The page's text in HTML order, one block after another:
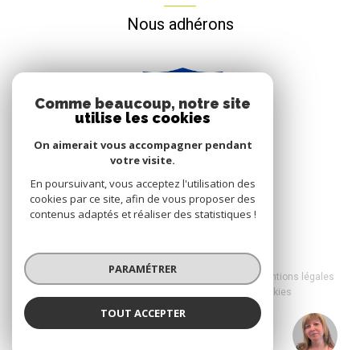
Angélique FRECHARD
Nous adhérons
© 2026 | Tous droits réservés
Nos honoraires
Nos partenaires
Mentions légales
Cookies
Comme beaucoup, notre site
utilise les cookies
On aimerait vous accompagner pendant
votre visite.
En poursuivant, vous acceptez l'utilisation des
cookies par ce site, afin de vous proposer des
contenus adaptés et réaliser des statistiques !
PARAMÉTRER
TOUT ACCEPTER